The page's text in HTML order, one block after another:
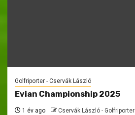
Golfriporter - Cservák László
Evian Championship 2025
1 év ago Cservák László - Golfriporter